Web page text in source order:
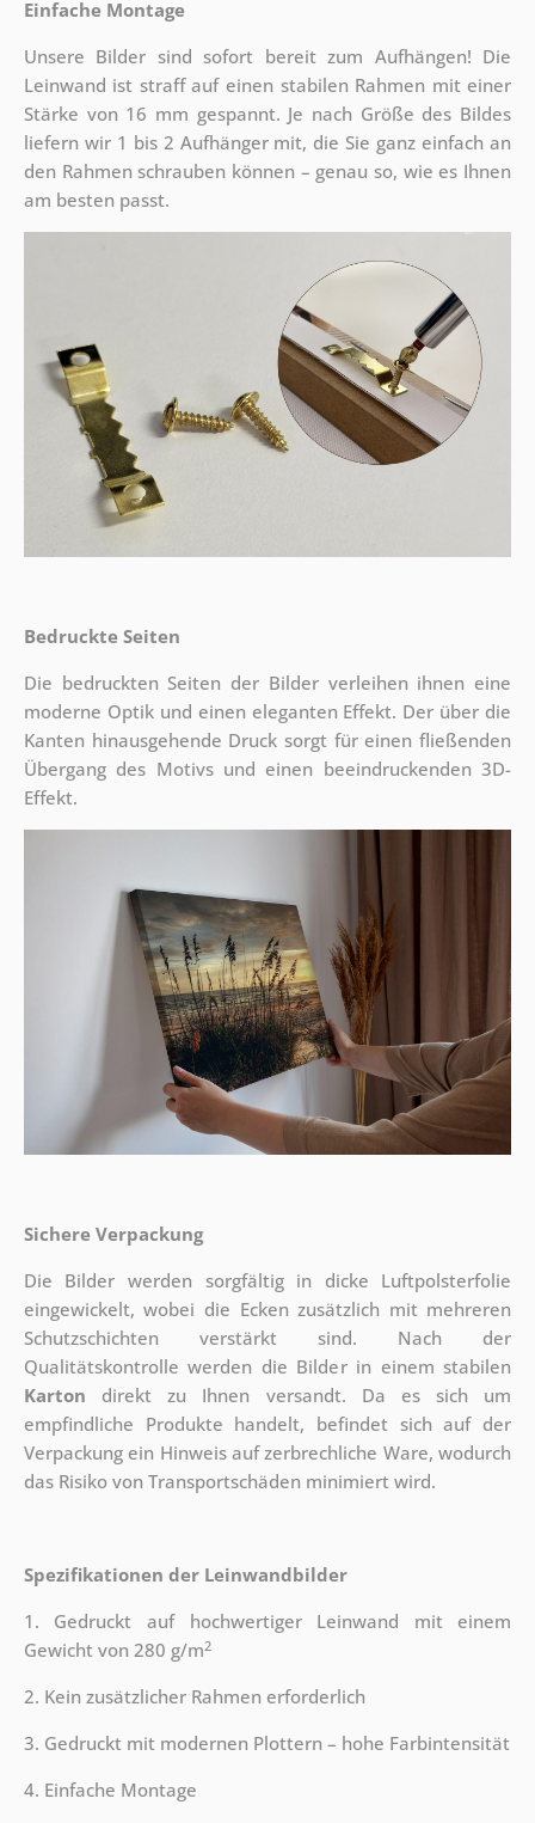
Einfache Montage
Unsere Bilder sind sofort bereit zum Aufhängen! Die
Leinwand ist straff auf einen stabilen Rahmen mit einer
Stärke von 16 mm gespannt. Je nach Größe des Bildes
liefern wir 1 bis 2 Aufhänger mit, die Sie ganz einfach an
den Rahmen schrauben können – genau so, wie es Ihnen
am besten passt.
Bedruckte Seiten
Die bedruckten Seiten der Bilder verleihen ihnen eine
moderne Optik und einen eleganten Effekt. Der über die
Kanten hinausgehende Druck sorgt für einen fließenden
Übergang des Motivs und einen beeindruckenden 3D-
Effekt.
Sichere Verpackung
Die Bilder werden sorgfältig in dicke Luftpolsterfolie
eingewickelt, wobei die Ecken zusätzlich mit mehreren
Schutzschichten verstärkt sind. Nach der
Qualitätskontrolle werden die Bilder in einem stabilen
Karton direkt zu Ihnen versandt. Da es sich um
empfindliche Produkte handelt, befindet sich auf der
Verpackung ein Hinweis auf zerbrechliche Ware, wodurch
das Risiko von Transportschäden minimiert wird.
Spezifikationen der Leinwandbilder
1. Gedruckt auf hochwertiger Leinwand mit einem
Gewicht von 280 g/m2
2. Kein zusätzlicher Rahmen erforderlich
3. Gedruckt mit modernen Plottern – hohe Farbintensität
4. Einfache Montage